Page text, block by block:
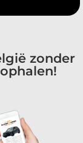
zonder